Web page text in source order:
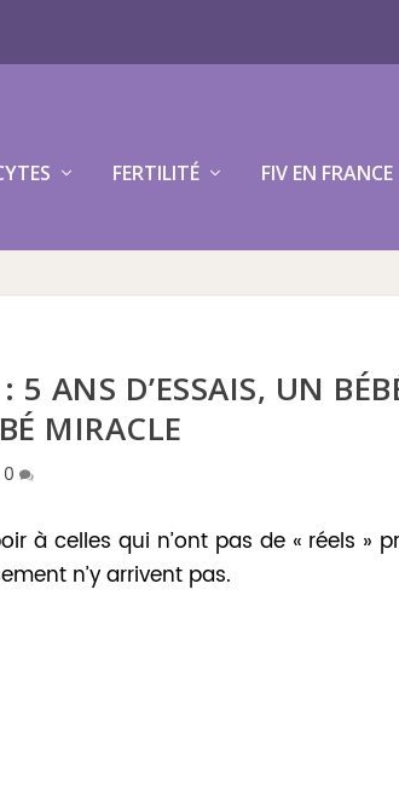
FERTILITÉ FIV EN FRANCE
ANS D’ESSAIS, UN
MIRACLE
0
à celles qui n’ont pas de « réels »
n’y arrivent pas.